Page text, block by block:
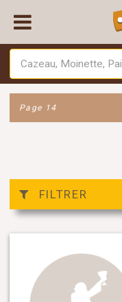
Page 14
FILTRER